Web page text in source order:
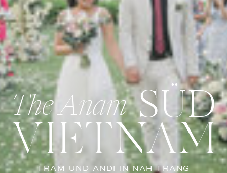
SÜD
TRAM UND ANDI IN NAH TRANG
VIETNAM
The Anam